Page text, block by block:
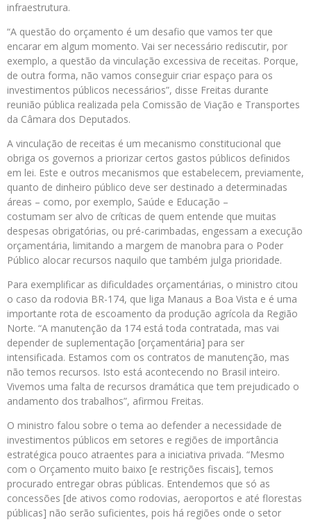
infraestrutura.
“A questão do orçamento é um desafio que vamos ter que
encarar em algum momento. Vai ser necessário rediscutir, por
exemplo, a questão da vinculação excessiva de receitas. Porque,
de outra forma, não vamos conseguir criar espaço para os
investimentos públicos necessários”, disse Freitas durante
reunião pública realizada pela Comissão de Viação e Transportes
da Câmara dos Deputados.
A vinculação de receitas é um mecanismo constitucional que
obriga os governos a priorizar certos gastos públicos definidos
em lei. Este e outros mecanismos que estabelecem, previamente,
quanto de dinheiro público deve ser destinado a determinadas
áreas – como, por exemplo, Saúde e Educação –
costumam ser alvo de críticas de quem entende que muitas
despesas obrigatórias, ou pré-carimbadas, engessam a execução
orçamentária, limitando a margem de manobra para o Poder
Público alocar recursos naquilo que também julga prioridade.
Para exemplificar as dificuldades orçamentárias, o ministro citou
o caso da rodovia BR-174, que liga Manaus a Boa Vista e é uma
importante rota de escoamento da produção agrícola da Região
Norte. “A manutenção da 174 está toda contratada, mas vai
depender de suplementação [orçamentária] para ser
intensificada. Estamos com os contratos de manutenção, mas
não temos recursos. Isto está acontecendo no Brasil inteiro.
Vivemos uma falta de recursos dramática que tem prejudicado o
andamento dos trabalhos”, afirmou Freitas.
O ministro falou sobre o tema ao defender a necessidade de
investimentos públicos em setores e regiões de importância
estratégica pouco atraentes para a iniciativa privada. “Mesmo
com o Orçamento muito baixo [e restrições fiscais], temos
procurado entregar obras públicas. Entendemos que só as
concessões [de ativos como rodovias, aeroportos e até florestas
públicas] não serão suficientes, pois há regiões onde o setor